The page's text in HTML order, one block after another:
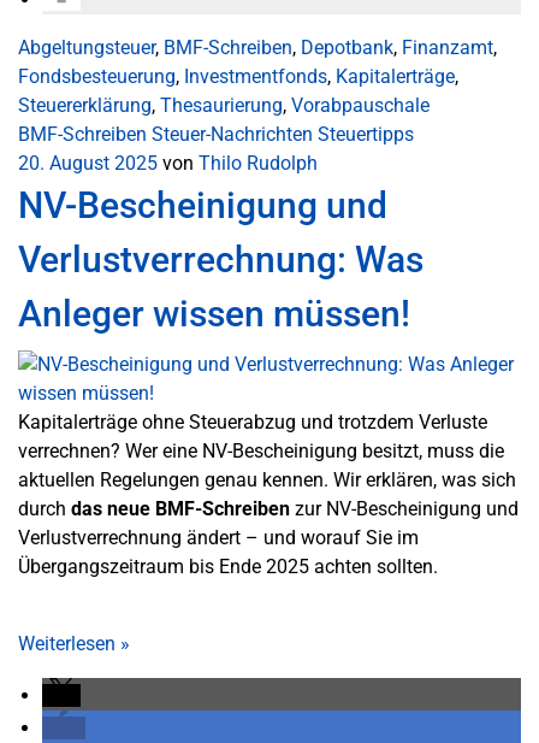
Abgeltungsteuer, BMF-Schreiben, Depotbank, Finanzamt,
Fondsbesteuerung, Investmentfonds, Kapitalerträge,
Steuererklärung, Thesaurierung, Vorabpauschale
BMF-Schreiben Steuer-Nachrichten Steuertipps
20. August 2025 von Thilo Rudolph
NV-Bescheinigung und
Verlustverrechnung: Was
Anleger wissen müssen!
Kapitalerträge ohne Steuerabzug und trotzdem Verluste
verrechnen? Wer eine NV-Bescheinigung besitzt, muss die
aktuellen Regelungen genau kennen. Wir erklären, was sich
durch das neue BMF-Schreiben zur NV-Bescheinigung und
Verlustverrechnung ändert – und worauf Sie im
Übergangszeitraum bis Ende 2025 achten sollten.
Weiterlesen »